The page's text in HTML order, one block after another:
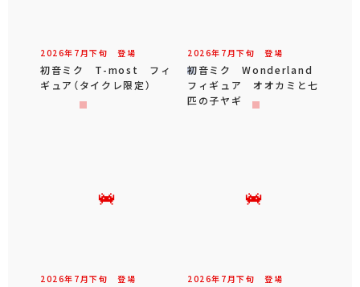
2026年 7 月下旬 登場
初音ミク T-most フィ
ギュア（タイクレ限定）
2026年 7 月下旬 登場
初音ミク Wonderland
フィギュア オオカミと七
匹の子ヤギ
2026年 7 月下旬 登場 2026年 7 月下旬 登場